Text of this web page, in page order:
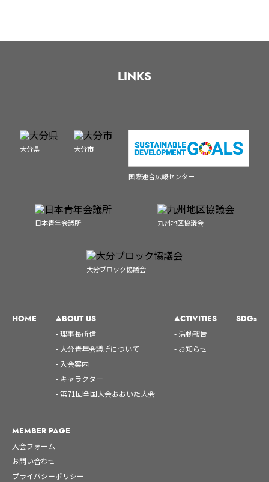
LINKS
大分県 大分市
国際連合広報センター
日本青年会議所 九州地区協議会
大分ブロック協議会
HOME ABOUT US
- 理事長所信
- 大分青年会議所について
- 入会案内
- キャラクター
- 第71回全国大会おおいた大会
ACTIVITIES
- 活動報告
- お知らせ
SDGs
MEMBER PAGE
入会フォーム
お問い合わせ
プライバシーポリシー